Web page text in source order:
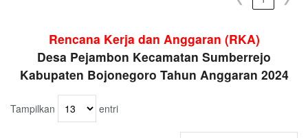
Rencana Kerja dan Anggaran (RKA)
Desa Pejambon Kecamatan Sumberrejo
Kabupaten Bojonegoro Tahun Anggaran 2024
Tampilkan entri